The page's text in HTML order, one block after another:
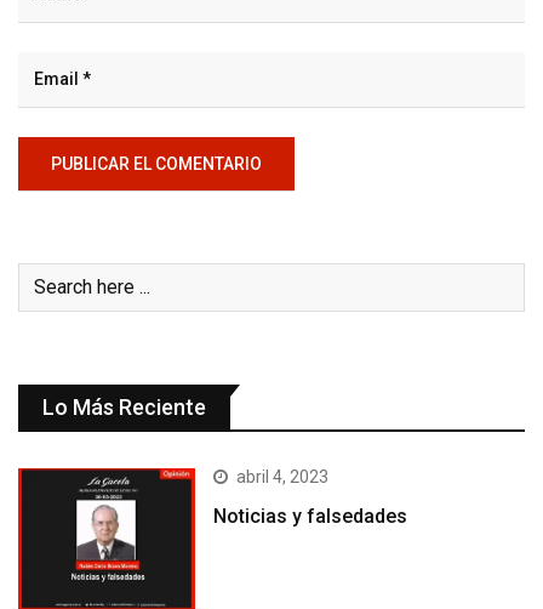
Lo Más Reciente
abril 4, 2023
Noticias y falsedades